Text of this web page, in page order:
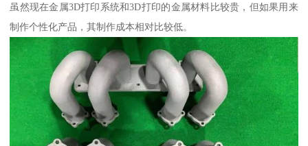
虽然现在金属3D打印系统和3D打印的金属材料比较贵，但如果用来
制作个性化产品，其制作成本相对比较低。